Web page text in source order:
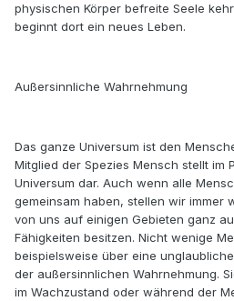
physischen Körper befreite Seele
beginnt dort ein neues Leben.
Außersinnliche Wahrnehmung
Das ganze Universum ist den
Mitglied der Spezies Mensch stellt im
Universum dar. Auch wenn alle
gemeinsam haben, stellen wir immer
von uns auf einigen Gebieten ganz
Fähigkeiten besitzen. Nicht wenige
beispielsweise über eine
der außersinnlichen Wahrnehmung.
im Wachzustand oder während der